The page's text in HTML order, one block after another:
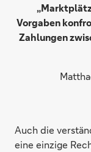
Vorgaben
Zahlungen
Auch die
eine einzige